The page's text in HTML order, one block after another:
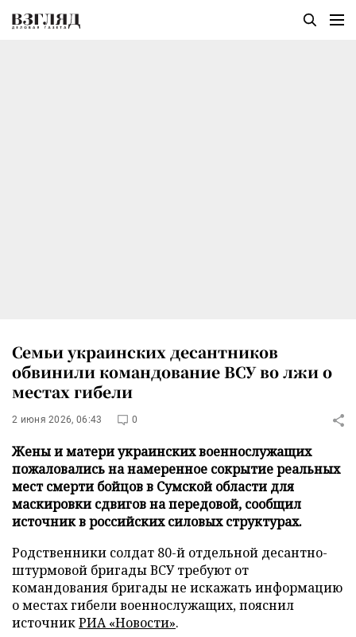
Семьи украинских десантников
обвинили командование ВСУ во лжи о
местах гибели
2 июня 2026, 06:43 0
Жены и матери украинских военнослужащих
пожаловались на намеренное сокрытие реальных
мест смерти бойцов в Сумской области для
маскировки сдвигов на передовой, сообщил
источник в российских силовых структурах.
Родственники солдат 80-й отдельной десантно-
штурмовой бригады ВСУ требуют от
командования бригады не искажать информацию
о местах гибели военнослужащих, пояснил
источникРИА «Новости».